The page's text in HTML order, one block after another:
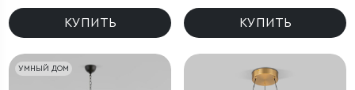
КУПИТЬ
фактурного стекла
КУПИТЬ
УМНЫЙ ДОМ